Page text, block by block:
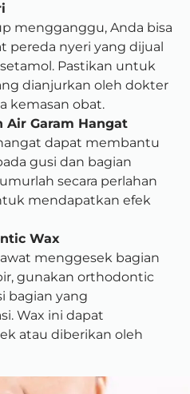
mengganggu, Anda bisa
pereda nyeri yang dijual
Pastikan untuk
dianjurkan oleh dokter
kemasan obat.
Air Garam Hangat
dapat membantu
gusi dan bagian
secara perlahan
mendapatkan efek
Wax
menggesek bagian
gunakan orthodontic
bagian yang
Wax ini dapat
atau diberikan oleh